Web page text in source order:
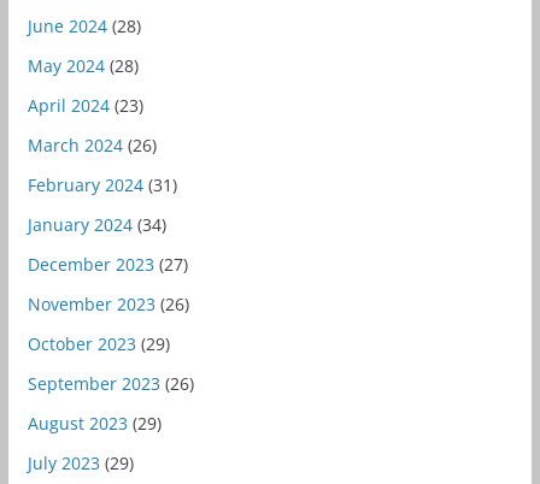
June 2024(28)
May 2024(28)
April 2024(23)
March 2024(26)
February 2024(31)
January 2024(34)
December 2023 (27)
November 2023 (26)
October 2023 (29)
September 2023 (26)
August 2023 (29)
July 2023 (29)